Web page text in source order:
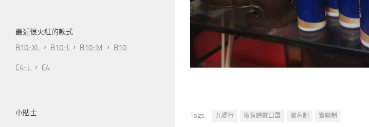
Tags: 九陽行 取貨請戴口罩 實名制 實聯制
最近很火紅的款式
B10-XL ， B10-L ， B10-M ， B10
C4-L ， C4
小貼士